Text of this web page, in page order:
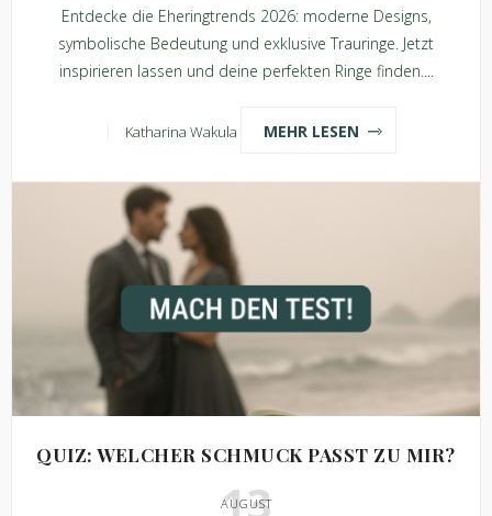
Entdecke die Eheringtrends 2026: moderne Designs,
symbolische Bedeutung und exklusive Trauringe. Jetzt
inspirieren lassen und deine perfekten Ringe finden....
Katharina Wakula MEHR LESEN
QUIZ: WELCHER SCHMUCK PASST ZU MIR?
13
AUGUST